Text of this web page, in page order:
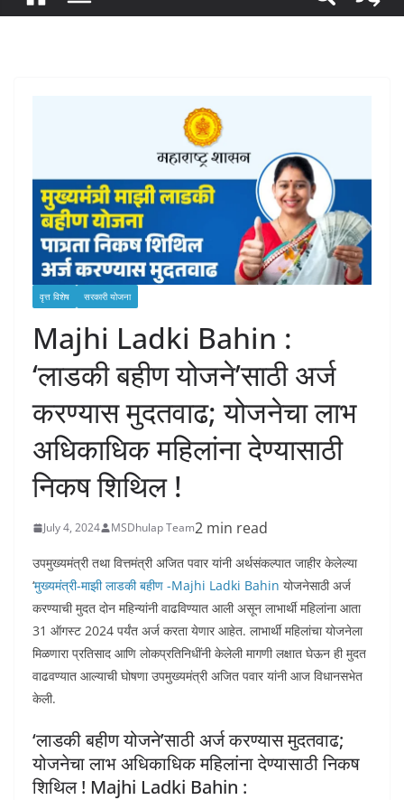
वृत्त विशेष सरकारी योजना
Majhi Ladki Bahin :
‘लाडकी बहीण योजने’साठी अर्ज
करण्यास मुदतवाढ; योजनेचा लाभ
अधिकाधिक महिलांना देण्यासाठी
निकष शिथिल !
July 4, 2024 MSDhulap Team2 min read
उपमुख्यमंत्री तथा वित्तमंत्री अजित पवार यांनी अर्थसंकल्पात जाहीर केलेल्या
‘मुख्यमंत्री-माझी लाडकी बहीण -Majhi Ladki Bahin योजनेसाठी अर्ज
करण्याची मुदत दोन महिन्यांनी वाढविण्यात आली असून लाभार्थी महिलांना आता
31 ऑगस्ट 2024 पर्यंत अर्ज करता येणार आहेत. लाभार्थी महिलांचा योजनेला
मिळणारा प्रतिसाद आणि लोकप्रतिनिधींनी केलेली मागणी लक्षात घेऊन ही मुदत
वाढवण्यात आल्याची घोषणा उपमुख्यमंत्री अजित पवार यांनी आज विधानसभेत
केली.
‘लाडकी बहीण योजने’साठी अर्ज करण्यास मुदतवाढ;
योजनेचा लाभ अधिकाधिक महिलांना देण्यासाठी निकष
शिथिल ! Majhi Ladki Bahin :